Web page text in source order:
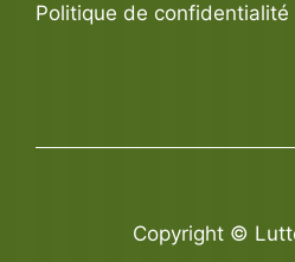
Politique de confidentialité
Copyright ©